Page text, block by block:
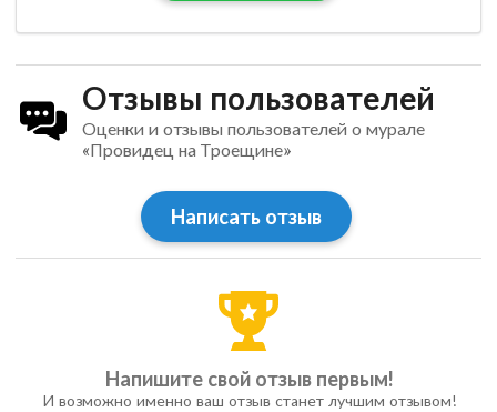
Отзывы пользователей
Оценки и отзывы пользователей о мурале
«Провидец на Троещине»
Написать отзыв
Напишите свой отзыв первым!
И возможно именно ваш отзыв станет лучшим отзывом!